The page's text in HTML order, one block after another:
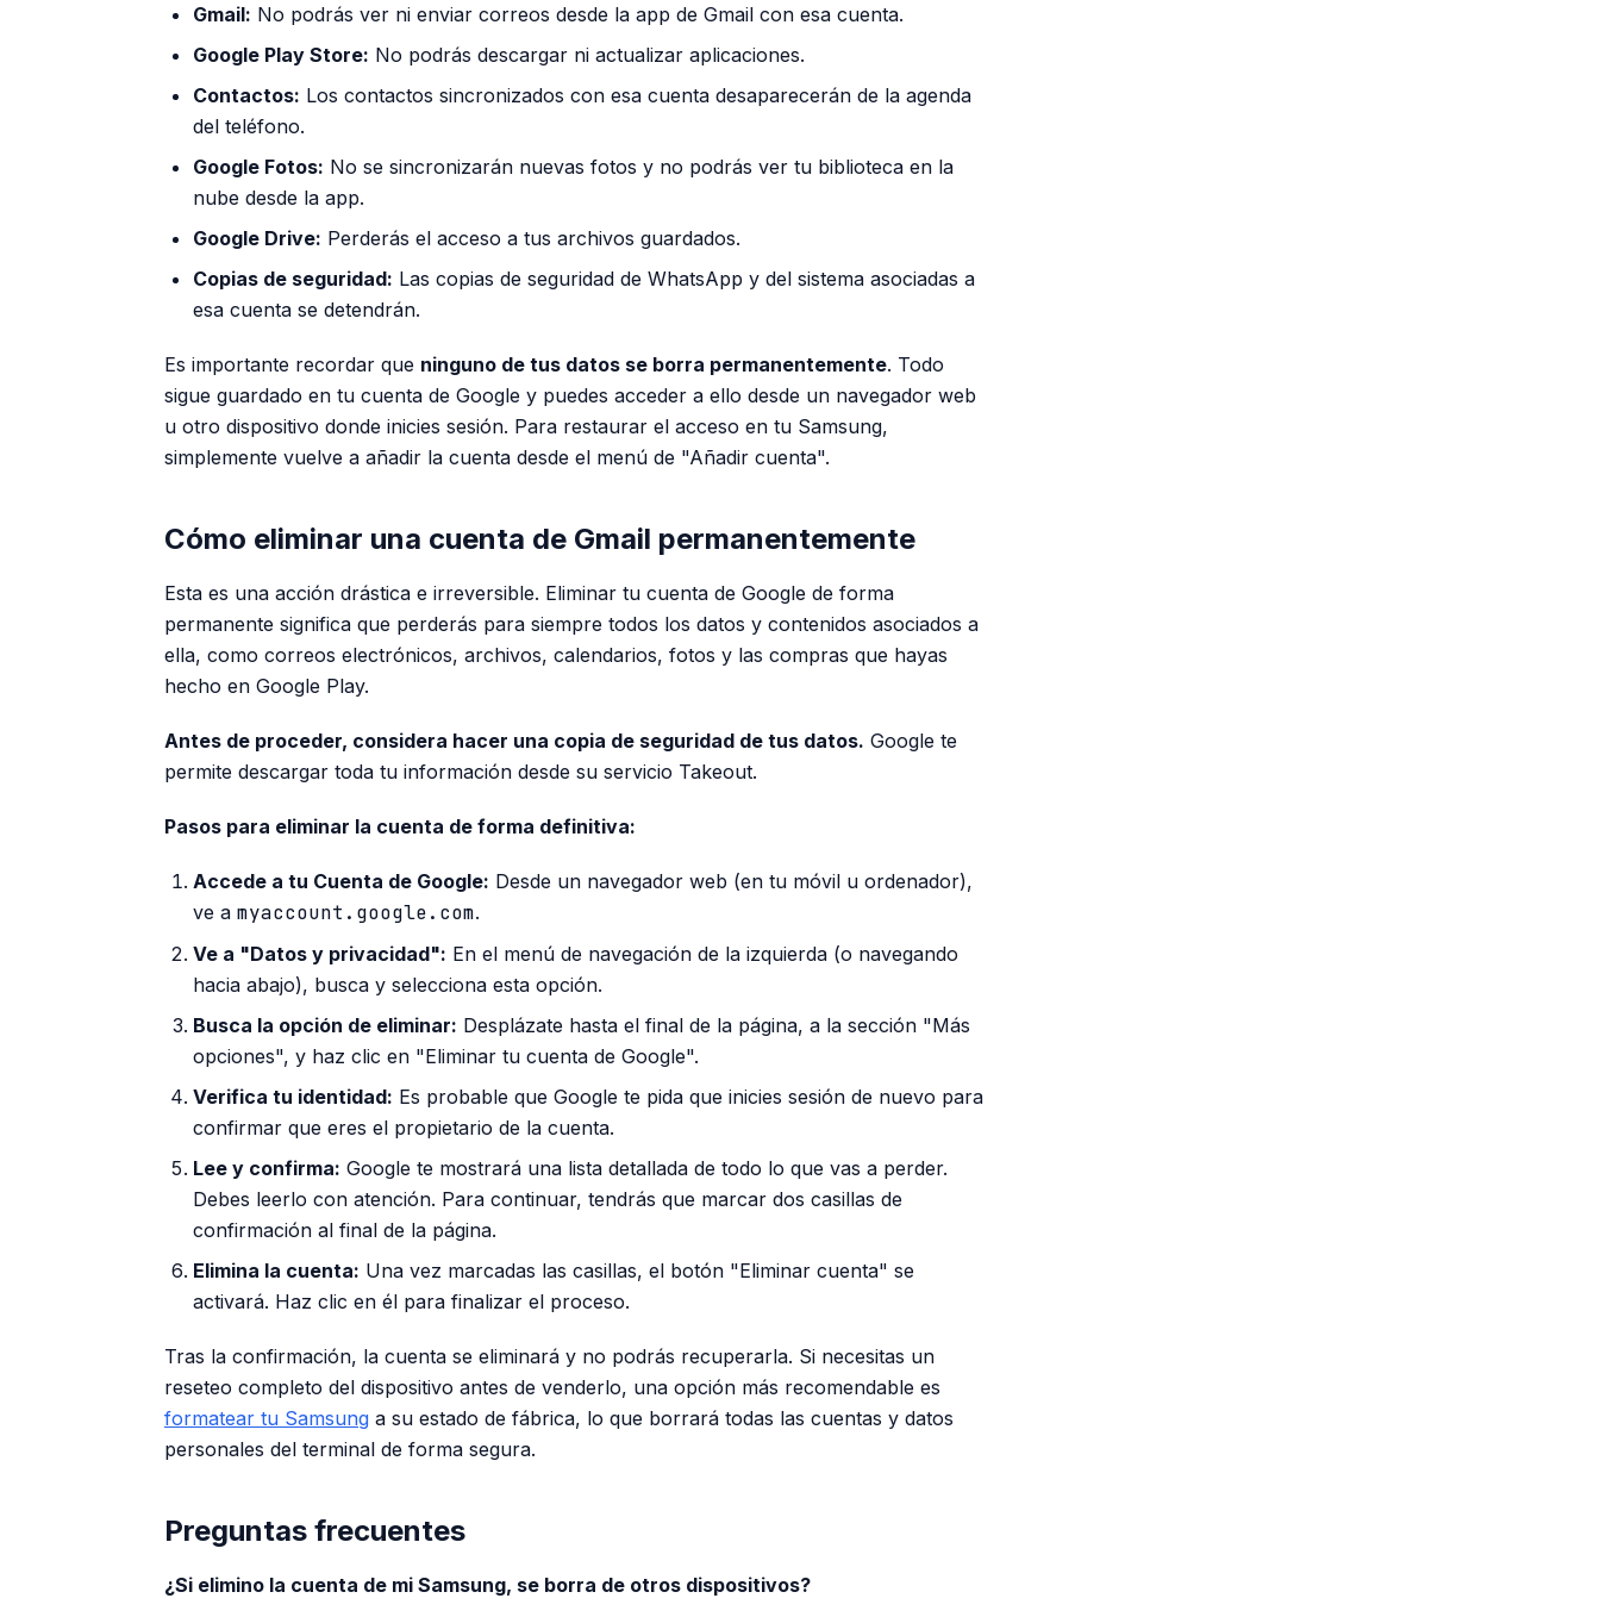
Gmail: No podrás ver ni enviar correos desde la app de Gmail con esa cuenta.
Google Play Store: No podrás descargar ni actualizar aplicaciones.
Contactos: Los contactos sincronizados con esa cuenta desaparecerán de la agenda
del teléfono.
Google Fotos: No se sincronizarán nuevas fotos y no podrás ver tu biblioteca en la
nube desde la app.
Google Drive: Perderás el acceso a tus archivos guardados.
Copias de seguridad: Las copias de seguridad de WhatsApp y del sistema asociadas a
esa cuenta se detendrán.
Es importante recordar que ninguno de tus datos se borra permanentemente. Todo
sigue guardado en tu cuenta de Google y puedes acceder a ello desde un navegador web
u otro dispositivo donde inicies sesión. Para restaurar el acceso en tu Samsung,
simplemente vuelve a añadir la cuenta desde el menú de "Añadir cuenta".
Cómo eliminar una cuenta de Gmail permanentemente
Esta es una acción drástica e irreversible. Eliminar tu cuenta de Google de forma
permanente significa que perderás para siempre todos los datos y contenidos asociados a
ella, como correos electrónicos, archivos, calendarios, fotos y las compras que hayas
hecho en Google Play.
Antes de proceder, considera hacer una copia de seguridad de tus datos. Google te
permite descargar toda tu información desde su servicio Takeout.
Pasos para eliminar la cuenta de forma definitiva:
Accede a tu Cuenta de Google: Desde un navegador web (en tu móvil u ordenador),
ve a myaccount.google.com.
Ve a "Datos y privacidad": En el menú de navegación de la izquierda (o navegando
hacia abajo), busca y selecciona esta opción.
Busca la opción de eliminar: Desplázate hasta el final de la página, a la sección "Más
opciones", y haz clic en "Eliminar tu cuenta de Google".
Verifica tu identidad: Es probable que Google te pida que inicies sesión de nuevo para
confirmar que eres el propietario de la cuenta.
Lee y confirma: Google te mostrará una lista detallada de todo lo que vas a perder.
Debes leerlo con atención. Para continuar, tendrás que marcar dos casillas de
confirmación al final de la página.
Elimina la cuenta: Una vez marcadas las casillas, el botón "Eliminar cuenta" se
activará. Haz clic en él para finalizar el proceso.
Tras la confirmación, la cuenta se eliminará y no podrás recuperarla. Si necesitas un
reseteo completo del dispositivo antes de venderlo, una opción más recomendable es
formatear tu Samsung a su estado de fábrica, lo que borrará todas las cuentas y datos
personales del terminal de forma segura.
Preguntas frecuentes
¿Si elimino la cuenta de mi Samsung, se borra de otros dispositivos?